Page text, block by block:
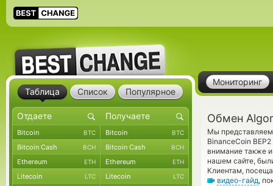
Мониторинг
Обмен
Мы представляем
BinanceCoin
внимание также
нашем сайте,
Клиентам,
видео-гайд,
Таблица Список Популярное
Bitcoin BTC Bitcoin BTC
Bitcoin Cash BCH Bitcoin Cash BCH
Ethereum ETH Ethereum ETH
Litecoin LTC Litecoin LTC